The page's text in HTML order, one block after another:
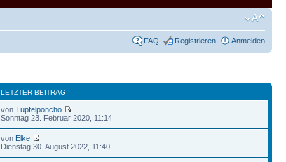
FAQ Registrieren Anmelden
LETZTER BEITRAG
vonTüpfelponcho
Sonntag 23. Februar 2020, 11:14
von Elke
Dienstag 30. August 2022, 11:40